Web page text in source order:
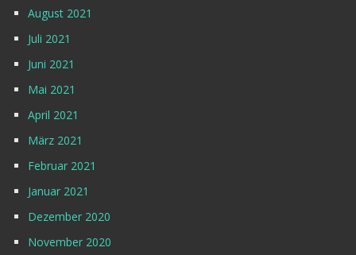
August 2021
Juli 2021
Juni 2021
Mai 2021
April 2021
März 2021
Februar 2021
Januar 2021
Dezember 2020
November 2020